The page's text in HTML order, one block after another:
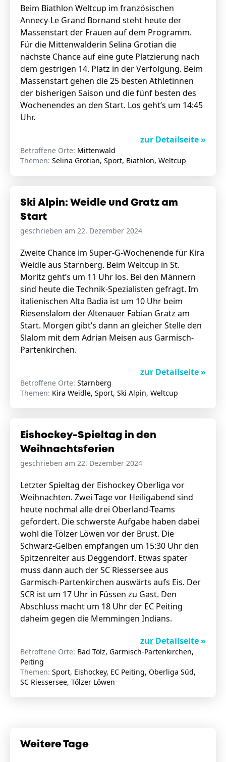
Beim Biathlon Weltcup im französischen
Annecy-Le Grand Bornand steht heute der
Massenstart der Frauen auf dem Programm.
Für die Mittenwalderin Selina Grotian die
nächste Chance auf eine gute Platzierung nach
dem gestrigen 14. Platz in der Verfolgung. Beim
Massenstart gehen die 25 besten Athletinnen
der bisherigen Saison und die fünf besten des
Wochenendes an den Start. Los geht’s um 14:45
Uhr.
zur Detailseite »
Betroffene Orte: Mittenwald
Themen: Selina Grotian, Sport, Biathlon, Weltcup
Ski Alpin: Weidle und Gratz am
Start
geschrieben am 22. Dezember 2024
Zweite Chance im Super-G-Wochenende für Kira
Weidle aus Starnberg. Beim Weltcup in St.
Moritz geht’s um 11 Uhr los. Bei den Männern
sind heute die Technik-Spezialisten gefragt. Im
italienischen Alta Badia ist um 10 Uhr beim
Riesenslalom der Altenauer Fabian Gratz am
Start. Morgen gibt’s dann an gleicher Stelle den
Slalom mit dem Adrian Meisen aus Garmisch-
Partenkirchen.
zur Detailseite »
Betroffene Orte: Starnberg
Themen: Kira Weidle, Sport, Ski Alpin, Weltcup
Eishockey-Spieltag in den
Weihnachtsferien
geschrieben am 22. Dezember 2024
Letzter Spieltag der Eishockey Oberliga vor
Weihnachten. Zwei Tage vor Heiligabend sind
heute nochmal alle drei Oberland-Teams
gefordert. Die schwerste Aufgabe haben dabei
wohl die Tölzer Löwen vor der Brust. Die
Schwarz-Gelben empfangen um 15:30 Uhr den
Spitzenreiter aus Deggendorf. Etwas später
muss dann auch der SC Riessersee aus
Garmisch-Partenkirchen auswärts aufs Eis. Der
SCR ist um 17 Uhr in Füssen zu Gast. Den
Abschluss macht um 18 Uhr der EC Peiting
daheim gegen die Memmingen Indians.
zur Detailseite »
Betroffene Orte: Bad Tölz, Garmisch-Partenkirchen,
Peiting
Themen: Sport, Eishockey, EC Peiting, Oberliga Süd,
SC Riessersee, Tölzer Löwen
Weitere Tage